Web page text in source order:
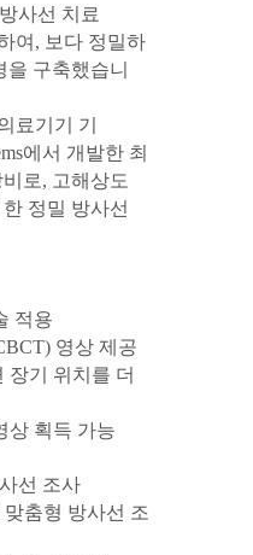
사선 치료
여 , 보다 정밀하
을 구축했습니
료기기 기
에서 개발한 최
로, 고해상도
정밀 방사선
적용
영상 제공
장기 위치를 더
상 획득 가능
선 조사
춤형 방사선 조